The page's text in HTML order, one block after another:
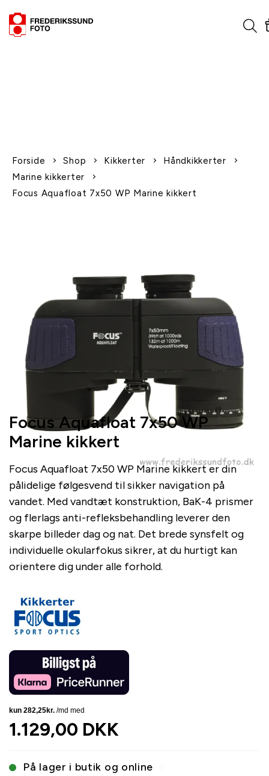
Forside Shop Kikkerter
Håndkikkerter
Marine kikkerter
Focus Aquafloat 7x50 WP Marine kikkert
Focus Aquafloat 7x50 WP
Marine kikkert
Focus Aquafloat 7x50 WP Marine kikkert er din
pålidelige følgesvend til sikker navigation på
vandet. Med vandtæt konstruktion, BaK-4 prismer
og flerlags anti-refleksbehandling leverer den
skarpe billeder dag og nat. Det brede synsfelt og
individuelle okularfokus sikrer, at du hurtigt kan
orientere dig under alle forhold.
1.129,00 DKK
På lager i butik og online